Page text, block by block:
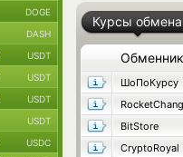
Курсы обмена
Обменник
ШоПоКурсу
BitStore
CryptoRoyal
DOGE
DASH
USDT
USDT
USDT
USDT
USDC